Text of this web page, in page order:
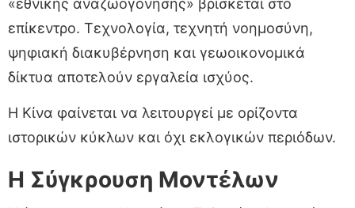
«εθνικής αναζωογόνησης» βρίσκεται στο
επίκεντρο. Τεχνολογία, τεχνητή νοημοσύνη,
ψηφιακή διακυβέρνηση και γεωοικονομικά
δίκτυα αποτελούν εργαλεία ισχύος.
Η Κίνα φαίνεται να λειτουργεί με ορίζοντα
ιστορικών κύκλων και όχι εκλογικών περιόδων.
Η Σύγκρουση Μοντέλων